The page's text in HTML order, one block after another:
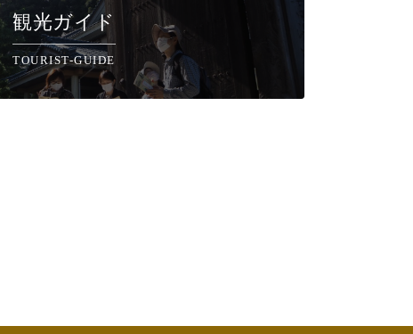
観光ガイド
TOURIST-GUIDE